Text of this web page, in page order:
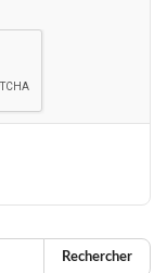
Rechercher